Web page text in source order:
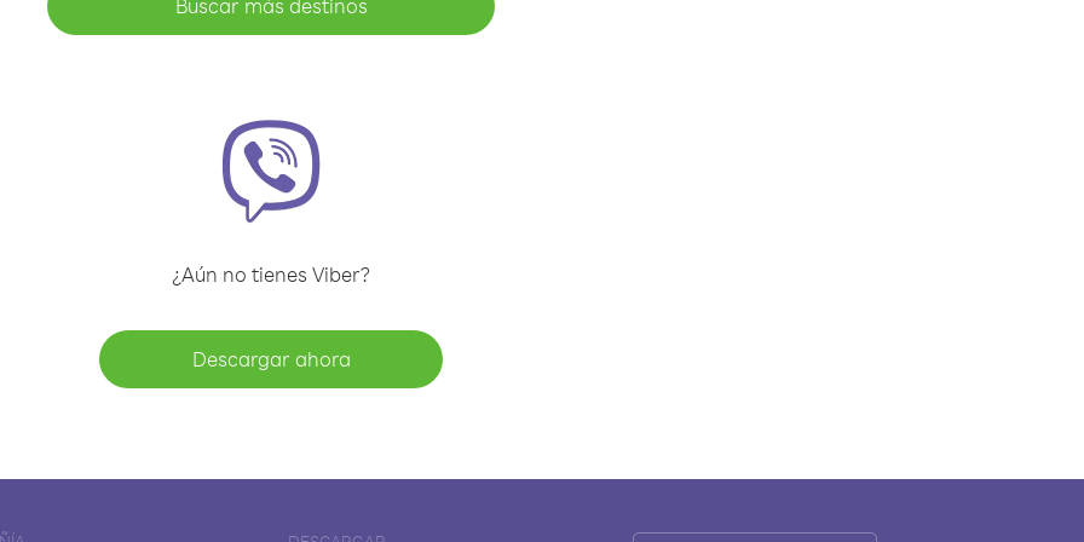
Buscar más destinos
¿Aún no tienes Viber?
Descargar ahora